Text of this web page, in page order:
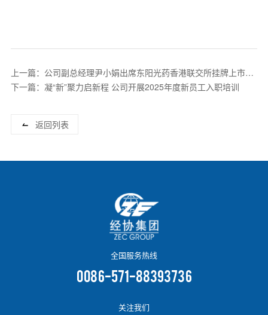
上一篇：公司副总经理尹小娟出席东阳光药香港联交所挂牌上市仪
式
下一篇：凝“新”聚力启新程 公司开展2025年度新员工入职培训
返回列表
全国服务热线
0086-571-88393736
关注我们